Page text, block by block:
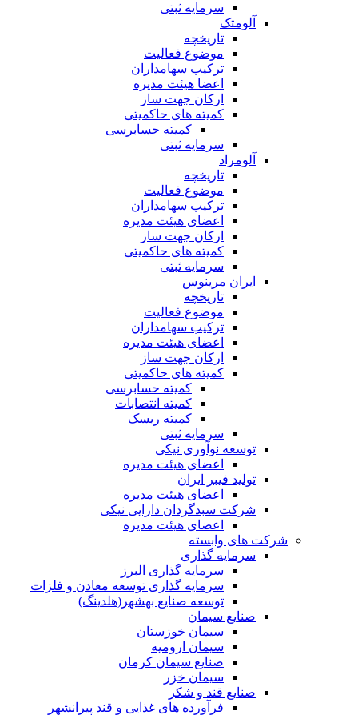
سرمایه ثبتی
آلومتک
تاریخچه
موضوع فعالیت
ترکیب سهامداران
اعضا هیئت مدیره
ارکان جهت ساز
کمیته های حاکمیتی
کمیته حسابرسی
سرمایه ثبتی
آلومراد
تاریخچه
موضوع فعالیت
ترکیب سهامداران
اعضای هیئت مدیره
ارکان جهت ساز
کمیته های حاکمیتی
سرمایه ثبتی
ایران مرینوس
تاریخچه
موضوع فعالیت
ترکیب سهامداران
اعضای هیئت مدیره
ارکان جهت ساز
کمیته های حاکمیتی
کمیته حسابرسی
کمیته انتصابات
کمیته ریسک
سرمایه ثبتی
توسعه نوآوری نیکی
اعضای هیئت مدیره
تولید فیبر ایران
اعضای هیئت مدیره
شرکت سبدگردان دارایی نیکی
اعضای هیئت مدیره
شرکت های وابسته
سرمایه گذاری
سرمایه گذاری البرز
سرمایه گذاری توسعه معادن و فلزات
توسعه‌ صنایع‌ بهشهر(هلدینگ)
صنایع سیمان
سیمان خوزستان
سیمان ارومیه
صنایع سیمان کرمان
سیمان خزر
صنایع قند و شکر
فرآورده های غذایی و قند پیرانشهر